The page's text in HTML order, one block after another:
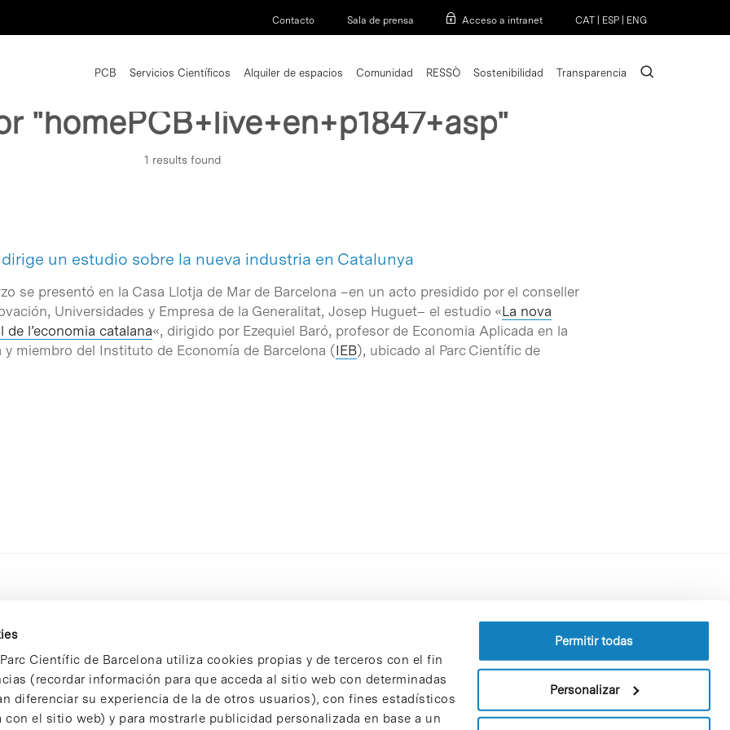
Científic de Barcelona utiliza cookies propias y de terceros con el fin
(recordar información para que acceda al sitio web con determinadas
diferenciar su experiencia de la de otros usuarios), con fines estadísticos
el sitio web) y para mostrarle publicidad personalizada en base a un
Permitir todas
Personalizar
Contacto Sala de prensa Acceso a intranet CAT ESP ENG
PCB Servicios Científicos Alquiler de espacios Comunidad RESSÒ Sostenibilidad Transparencia search
"homePCB+live+en+p1847+asp"
1 results found
dirige un estudio sobre la nueva industria en Catalunya
se presentó en la Casa Llotja de Mar de Barcelona –en un acto presidido por el conseller
Universidades y Empresa de la Generalitat, Josep Huguet– el estudio «La nova
l’economia catalana«, dirigido por Ezequiel Baró, profesor de Economia Aplicada en la
y miembro del Instituto de Economía de Barcelona (IEB), ubicado al Parc Científic de
Perfil del contratante
Política de privacidad
Aviso Legal
Patrones y patrocinadores
Bolsa de trabajo